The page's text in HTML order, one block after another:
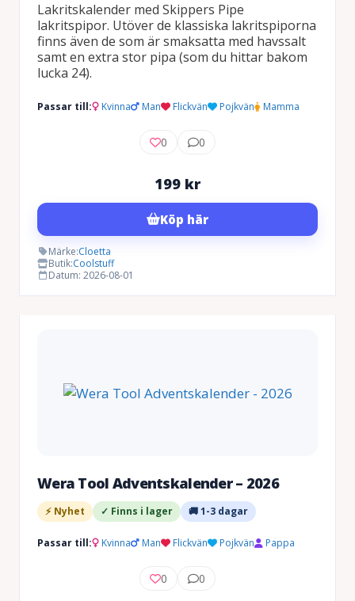
Lakritskalender med Skippers Pipe
lakritspipor. Utöver de klassiska lakritspiporna
finns även de som är smaksatta med havssalt
samt en extra stor pipa (som du hittar bakom
lucka 24).
Passar till: Kvinna Man Flickvän Pojkvän Mamma
0 0
199 kr
Köp här
Märke:Cloetta
Butik:Coolstuff
Datum: 2026-08-01
Wera Tool Adventskalender – 2026
⚡ Nyhet ✓ Finns i lager 🚚 1-3 dagar
Passar till: Kvinna Man Flickvän Pojkvän Pappa
0 0